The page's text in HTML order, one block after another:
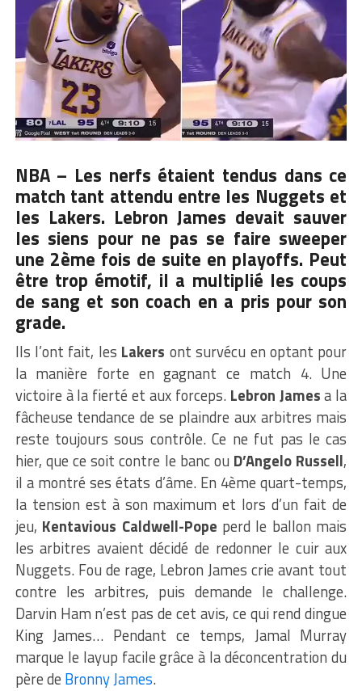
NBA – Les nerfs étaient tendus dans ce
match tant attendu entre les Nuggets et
les Lakers. Lebron James devait sauver
les siens pour ne pas se faire sweeper
une 2ème fois de suite en playoffs. Peut
être trop émotif, il a multiplié les coups
de sang et son coach en a pris pour son
grade.
Ils l’ont fait, les Lakers ont survécu en optant pour
la manière forte en gagnant ce match 4. Une
victoire à la fierté et aux forceps. Lebron Jamesa la
fâcheuse tendance de se plaindre aux arbitres mais
reste toujours sous contrôle. Ce ne fut pas le cas
hier, que ce soit contre le banc ou D’Angelo Russell,
il a montré ses états d’âme. En 4ème quart-temps,
la tension est à son maximum et lors d’un fait de
jeu, Kentavious Caldwell-Pope perd le ballon mais
les arbitres avaient décidé de redonner le cuir aux
Nuggets. Fou de rage, Lebron James crie avant tout
contre les arbitres, puis demande le challenge.
Darvin Ham n’est pas de cet avis, ce qui rend dingue
King James… Pendant ce temps, Jamal Murray
marque le layup facile grâce à la déconcentration du
père de Bronny James.